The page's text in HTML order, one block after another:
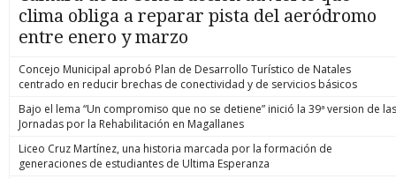
clima obliga a reparar pista del aeródromo
entre enero y marzo
Concejo Municipal aprobó Plan de Desarrollo Turístico de Natales
centrado en reducir brechas de conectividad y de servicios básicos
Bajo el lema “Un compromiso que no se detiene” inició la 39ª version de las
Jornadas por la Rehabilitación en Magallanes
Liceo Cruz Martínez, una historia marcada por la formación de
generaciones de estudiantes de Ultima Esperanza